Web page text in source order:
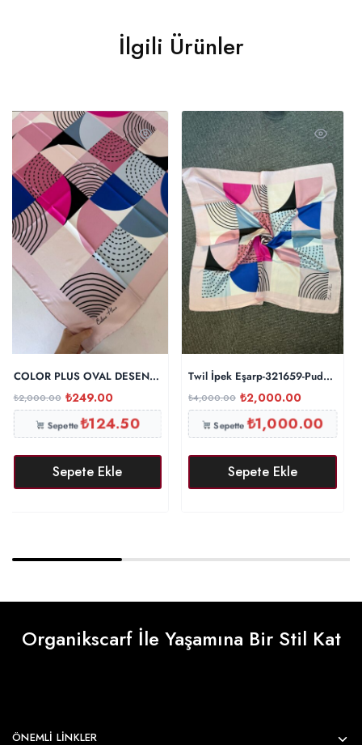
İlgili Ürünler
COLOR PLUS OVAL DESEN 0 İPEK 280398 – Pudra lacivert
₺2,000.00 ₺249.00
Sepette₺124.50
Sepete Ekle
Twil İpek Eşarp-321659-Pudra-Mavi
₺4,000.00 ₺2,000.00
Sepette ₺1,000.00
Sepete Ekle
Organikscarf İle Yaşamına Bir Stil Kat
ÖNEMLI LINKLER